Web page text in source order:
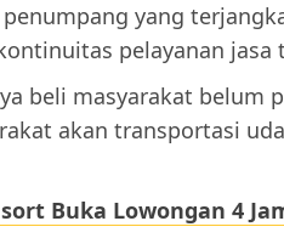
yang
pelayanan jasa
beli masyarakat belum
akan transportasi
Buka Lowongan 4